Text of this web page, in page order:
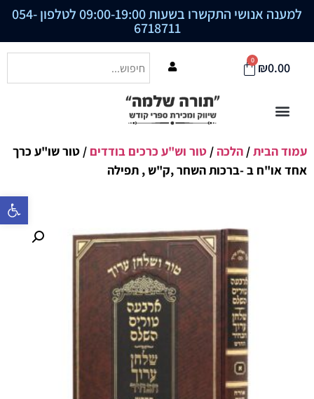
פתח סרגל
למענה אנושי התקשרו בשעות 09:00-19:00 לטלפון 054-
6718711
₪0.00
0
עמוד הבית/ הלכה/ טור וש"ע כרכים בודדים / טור שו"ע כרך
אחד או"ח ב -ברכות השחר ,ק"ש , תפילה